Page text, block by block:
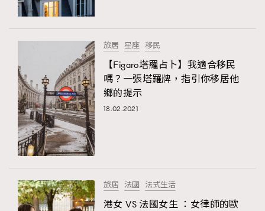
旅居 星座 移民
【Figaro塔羅占卜】我適合移民
嗎？一張塔羅牌，指引你移居他
鄉的提示
18.02.2021
旅居 法國 法式生活
港女 VS 法國女生 ：女律師的歐